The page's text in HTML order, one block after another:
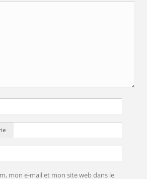
mon e-mail et mon site web dans le